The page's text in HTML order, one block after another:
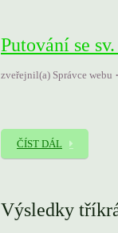
Putování se
zveřejnil(a) Správce webu
ČÍST DÁL
Výsledky